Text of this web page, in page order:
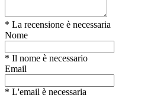
* La recensione è necessaria
Nome
* Il nome è necessario
Email
* L'email è necessaria